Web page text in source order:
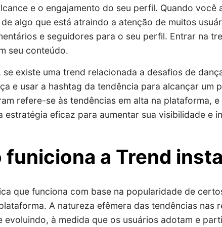
e o engajamento do seu perfil. Quando você
algo que está atraindo a atenção de muitos
e seguidores para o seu perfil. Entrar na
seu conteúdo.
se existe uma trend relacionada a desafios de
e usar a hashtag da tendência para alcançar um
refere-se às tendências em alta na plataforma,
estratégia eficaz para aumentar sua visibilidade e
funiciona a Trend
que funciona com base na popularidade de
A natureza efêmera das tendências nas
evoluindo, à medida que os usuários adotam e